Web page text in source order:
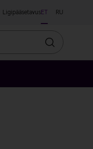
LigipääsetavusET RU
Otsin